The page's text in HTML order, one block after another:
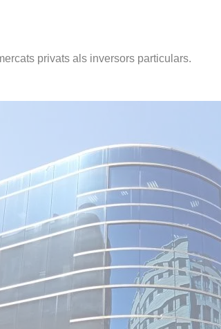
privats als inversors particulars.